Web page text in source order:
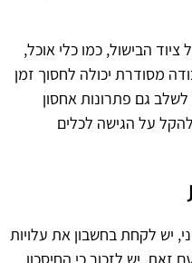
ציוד הבישול, כמו כלי אוכל,
מסודרת יכולה לחסוך זמן
לשלב גם פתרונות אחסון
על הגישה לכלים
יש לקחת בחשבון את עלויות
יש לזכור כי החיסכון